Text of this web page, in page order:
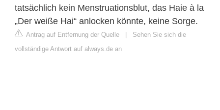
tatsächlich kein Menstruationsblut, das Haie à la
„Der weiße Hai“ anlocken könnte, keine Sorge.
Antrag auf Entfernung der Quelle | Sehen Sie sich die
vollständige Antwort auf always.de an